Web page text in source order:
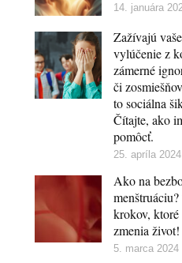
14. januára
Zažívajú
vylúčenie z
zámerné
či
to sociálna
Čítajte, ako
pomôcť.
25. apríla 2024
Ako na
menštruáciu?
krokov, ktoré
zmenia život!
5. marca 2024